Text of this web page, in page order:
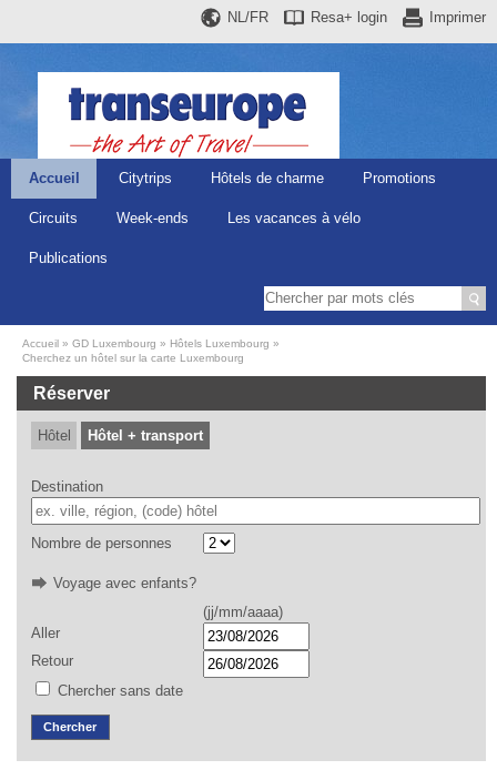
Imprimer
Resa+ login
NL/FR
Accueil Citytrips Hôtels de charme Promotions
Circuits Week-ends Les vacances à vélo
Publications
Accueil GD Luxembourg
Hôtels Luxembourg
Cherchez un hôtel sur la carte Luxembourg
Réserver
Hôtel Hôtel + transport
Destination
Nombre de personnes
Voyage avec enfants?
(jj/mm/aaaa)
Aller
Retour
Chercher sans date
Chercher